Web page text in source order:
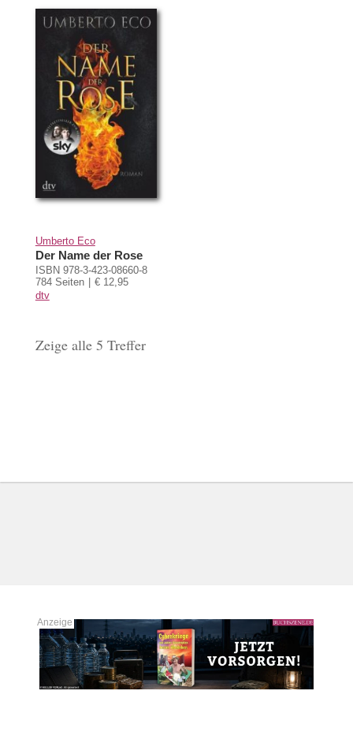
Umberto Eco
Der Name der Rose
ISBN 978-3-423-08660-8
784 Seiten
€ 12,95
dtv
Zeige alle 5 Treffer